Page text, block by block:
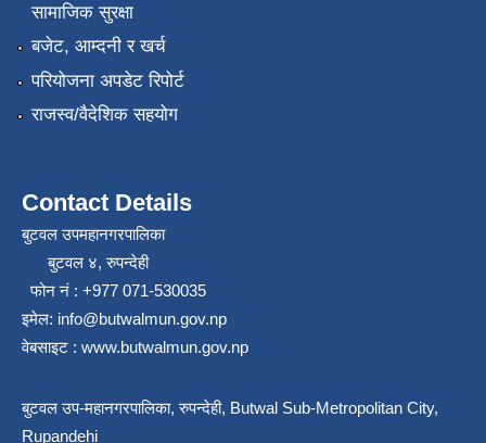
सामाजिक सुरक्षा
बजेट, आम्दनी र खर्च
परियोजना अपडेट रिपोर्ट
राजस्व/वैदेशिक सहयोग
Contact Details
बुटवल उपमहानगरपालिका
बुटवल ४, रुपन्देही
फोन नं : +977 071-530035
इमेल: info@butwalmun.gov.np
वेबसाइट : www.butwalmun.gov.np
बुटवल उप-महानगरपालिका, रुपन्देही, Butwal Sub-Metropolitan City,
Rupandehi